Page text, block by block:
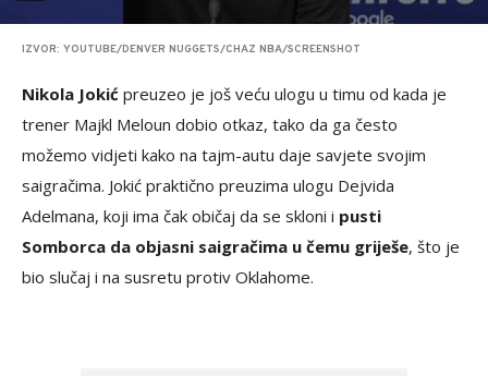
IZVOR: YOUTUBE/DENVER NUGGETS/CHAZ NBA/SCREENSHOT
Nikola Jokić preuzeo je još veću ulogu u timu od kada je
trener Majkl Meloun dobio otkaz, tako da ga često
možemo vidjeti kako na tajm-autu daje savjete svojim
saigračima. Jokić praktično preuzima ulogu Dejvida
Adelmana, koji ima čak običaj da se skloni i pusti
Somborca da objasni saigračima u čemu griješe, što je
bio slučaj i na susretu protiv Oklahome.